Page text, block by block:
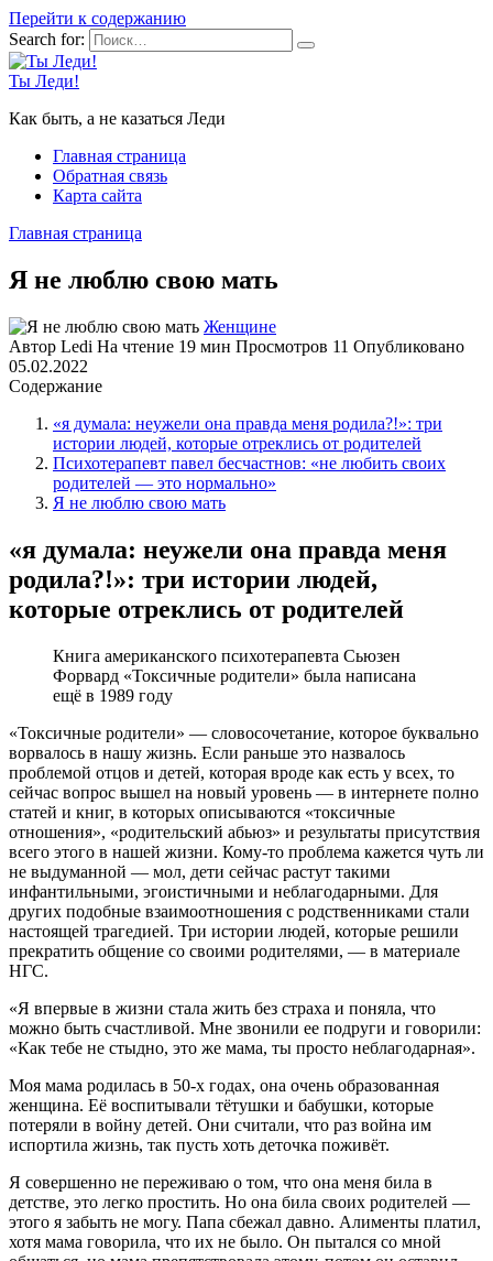
Перейти к содержанию
Search for:
Ты Леди!
Как быть, а не казаться Леди
Главная страница
Обратная связь
Карта сайта
Главная страница
Я не люблю свою мать
Женщине
Автор Ledi На чтение 19 мин Просмотров 11 Опубликовано
05.02.2022
Содержание
«я думала: неужели она правда меня родила?!»: три
истории людей, которые отреклись от родителей
Психотерапевт павел бесчастнов: «не любить своих
родителей — это нормально»
Я не люблю свою мать
«я думала: неужели она правда меня
родила?!»: три истории людей,
которые отреклись от родителей
Книга американского психотерапевта Сьюзен
Форвард «Токсичные родители» была написана
ещё в 1989 году
«Токсичные родители» — словосочетание, которое буквально
ворвалось в нашу жизнь. Если раньше это назвалось
проблемой отцов и детей, которая вроде как есть у всех, то
сейчас вопрос вышел на новый уровень — в интернете полно
статей и книг, в которых описываются «токсичные
отношения», «родительский абьюз» и результаты присутствия
всего этого в нашей жизни. Кому-то проблема кажется чуть ли
не выдуманной — мол, дети сейчас растут такими
инфантильными, эгоистичными и неблагодарными. Для
других подобные взаимоотношения с родственниками стали
настоящей трагедией. Три истории людей, которые решили
прекратить общение со своими родителями, — в материале
НГС.
«Я впервые в жизни стала жить без страха и поняла, что
можно быть счастливой. Мне звонили ее подруги и говорили:
«Как тебе не стыдно, это же мама, ты просто неблагодарная».
Моя мама родилась в 50-х годах, она очень образованная
женщина. Её воспитывали тётушки и бабушки, которые
потеряли в войну детей. Они считали, что раз война им
испортила жизнь, так пусть хоть деточка поживёт.
Я совершенно не переживаю о том, что она меня била в
детстве, это легко простить. Но она била своих родителей —
этого я забыть не могу. Папа сбежал давно. Алименты платил,
хотя мама говорила, что их не было. Он пытался со мной